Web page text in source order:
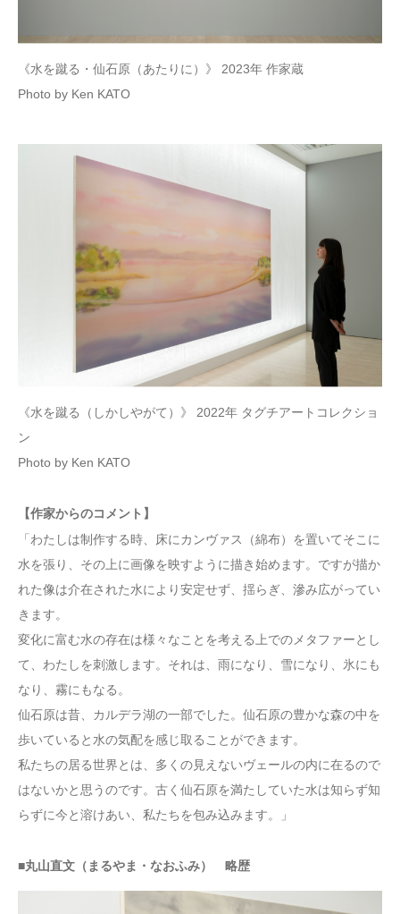
《水を蹴る・仙石原（あたりに）》 2023年 作家蔵
Photo by Ken KATO
《水を蹴る（しかしやがて）》 2022年 タグチアートコレクショ
ン
Photo by Ken KATO
【作家からのコメント】
「わたしは制作する時、床にカンヴァス（綿布）を置いてそこに
水を張り、その上に画像を映すように描き始めます。ですが描か
れた像は介在された水により安定せず、揺らぎ、滲み広がってい
きます。
変化に富む水の存在は様々なことを考える上でのメタファーとし
て、わたしを刺激します。それは、雨になり、雪になり、氷にも
なり、霧にもなる。
仙石原は昔、カルデラ湖の一部でした。仙石原の豊かな森の中を
歩いていると水の気配を感じ取ることができます。
私たちの居る世界とは、多くの見えないヴェールの内に在るので
はないかと思うのです。古く仙石原を満たしていた水は知らず知
らずに今と溶けあい、私たちを包み込みます。」
■丸山直文（まるやま・なおふみ） 略歴